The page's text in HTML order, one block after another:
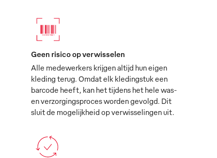
Geen risico op verwisselen
Alle medewerkers krijgen altijd hun eigen
kleding terug. Omdat elk kledingstuk een
barcode heeft, kan het tijdens het hele was-
en verzorgingsproces worden gevolgd. Dit
sluit de mogelijkheid op verwisselingen uit.